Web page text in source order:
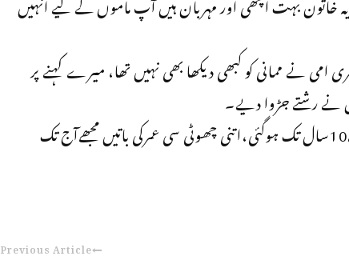
نے ممانی کو کبھی دیکھا بھی نہیں تھا، میرے کہنے پر
نے رشتے جڑوا دیے۔
میزبان کےمطابق اُس وقت میری عمر8 سے10سال تک ہوگئی،اتنی چھوٹی سی عمرکی باتیں مجھےآج تک
Previous Article